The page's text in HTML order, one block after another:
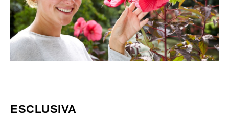
ESCLUSIVA